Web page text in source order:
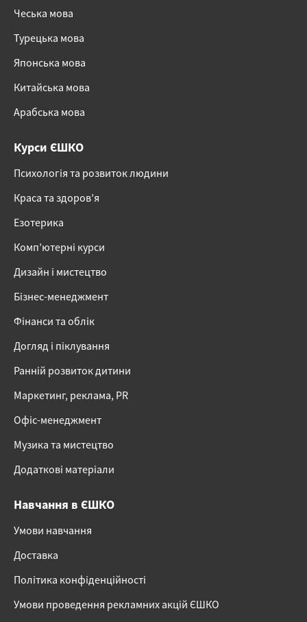
Чеська мова
Турецька мова
Японська мова
Китайська мова
Арабська мова
Курси ЄШКО
Психологія та розвиток людини
Краса та здоров’я
Езотерика
Комп’ютерні курси
Дизайн і мистецтво
Бізнес-менеджмент
Фінанси та облік
Догляд і піклування
Ранній розвиток дитини
Маркетинг, реклама, PR
Офіс-менеджмент
Музика та мистецтво
Додаткові матеріали
Навчання в ЄШКО
Умови навчання
Доставка
Політика конфіденційності
Умови проведення рекламних акцій ЄШКО